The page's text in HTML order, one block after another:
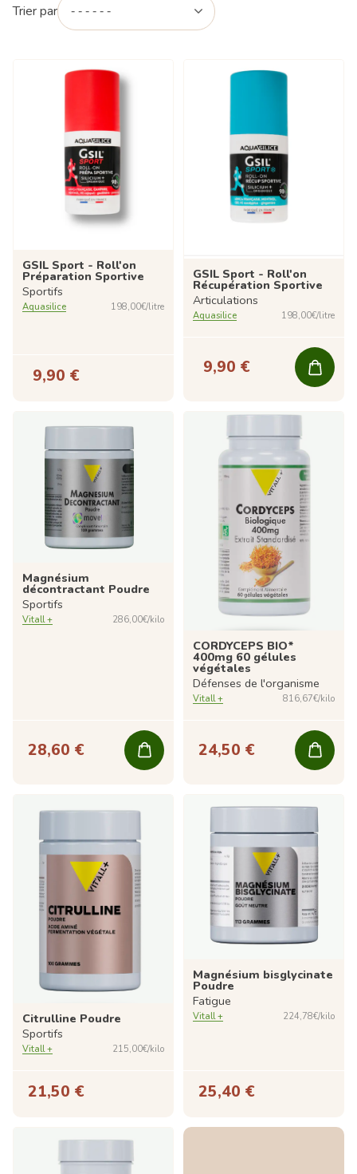
Trier par
GSIL Sport - Roll'on
Préparation Sportive
Sportifs
Aquasilice 198,00€/litre
9,90 €
GSIL Sport - Roll'on
Récupération Sportive
Articulations
Aquasilice 198,00€/litre
9,90 €
Magnésium
décontractant Poudre
Sportifs
Vitall + 286,00€/kilo
28,60 €
CORDYCEPS BIO*
400mg 60 gélules
végétales
Défenses de l'organisme
Vitall + 816,67€/kilo
24,50 €
Citrulline Poudre
Sportifs
Vitall + 215,00€/kilo
21,50 €
Magnésium bisglycinate
Poudre
Fatigue
Vitall + 224,78€/kilo
25,40 €